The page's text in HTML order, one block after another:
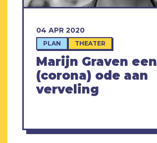
Marijn Graven een
(corona) ode aan
verveling
04 APR 2020
PLAN THEATER